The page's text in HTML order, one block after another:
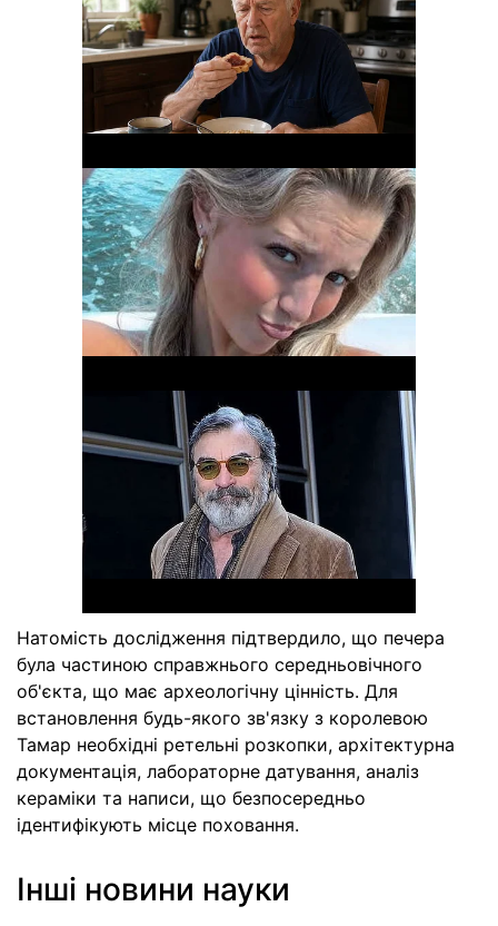
Натомість дослідження підтвердило, що печера
була частиною справжнього середньовічного
об'єкта, що має археологічну цінність. Для
встановлення будь-якого зв'язку з королевою
Тамар необхідні ретельні розкопки, архітектурна
документація, лабораторне датування, аналіз
кераміки та написи, що безпосередньо
ідентифікують місце поховання.
Інші новини науки